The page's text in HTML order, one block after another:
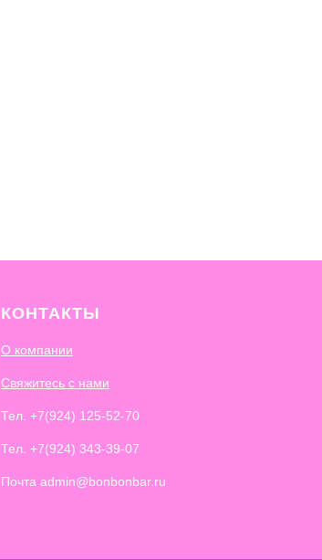
КОНТАКТЫ
О компании
Свяжитесь с нами
Тел. +7(924) 125-52-70
Тел. +7(924) 343-39-07
Почта admin@bonbonbar.ru